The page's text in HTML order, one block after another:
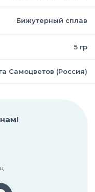
Бижутерный сплав
5 гр
Самоцветов (Россия)